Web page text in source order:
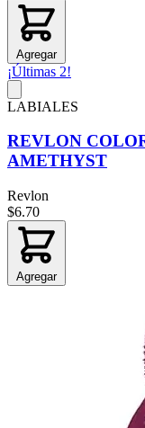
Agregar
¡Últimas 2!
LABIALES
REVLON
AMETHYST
Revlon
$6.70
Agregar